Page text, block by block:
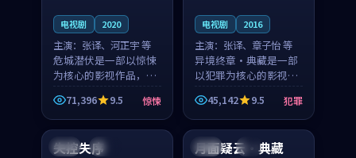
电视剧 2020
主演： 张译、河正宇 等
危城潜伏是一部以惊悚
为核心的影视作品，围
绕危机、反转与人物成
长展开，整体节奏紧
凑，值得推荐观看。
71,396 9.5 惊悚
电视剧 2016
主演： 张译、章子怡 等
异境终章·典藏是一部
以犯罪为核心的影视作
品，围绕危机、反转与
人物成长展开，整体节
奏紧凑，值得推荐观
看。
45,142 9.5 犯罪
日本 杜比
失控失序 韩国 4K
月面疑云·典藏